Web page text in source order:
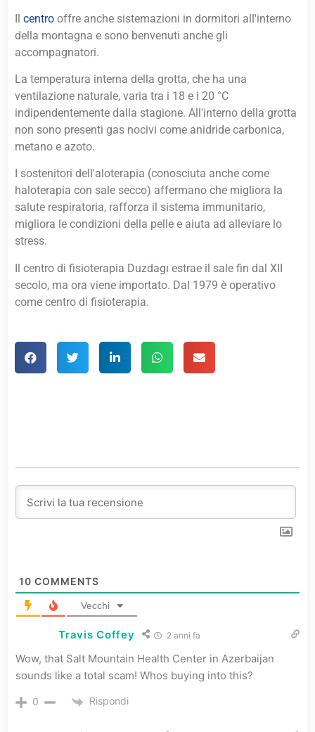
Ilcentro offre anche sistemazioni in dormitori all'interno
della montagna e sono benvenuti anche gli
accompagnatori.
La temperatura interna della grotta, che ha una
ventilazione naturale, varia tra i 18 e i 20 °C
indipendentemente dalla stagione. All'interno della grotta
non sono presenti gas nocivi come anidride carbonica,
metano e azoto.
I sostenitori dell'aloterapia (conosciuta anche come
haloterapia con sale secco) affermano che migliora la
salute respiratoria, rafforza il sistema immunitario,
migliora le condizioni della pelle e aiuta ad alleviare lo
stress.
Il centro di fisioterapia Duzdagı estrae il sale fin dal XII
secolo, ma ora viene importato. Dal 1979 è operativo
come centro di fisioterapia.
10 COMMENTS
Vecchi
Travis Coffey 2 anni fa
Wow, that Salt Mountain Health Center in Azerbaijan
sounds like a total scam! Whos buying into this?
0 Rispondi